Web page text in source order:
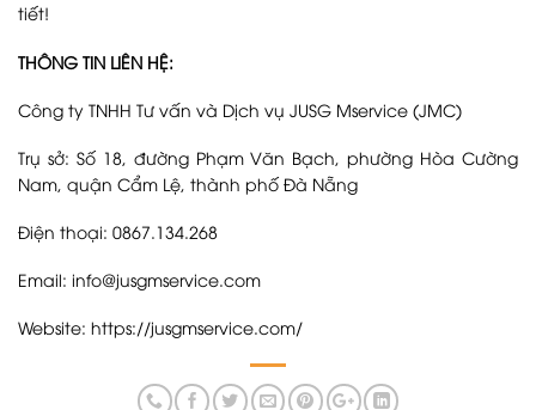
tiết!
THÔNG TIN LIÊN HỆ:
Công ty TNHH Tư vấn và Dịch vụ JUSG Mservice (JMC)
Trụ sở: Số 18, đường Phạm Văn Bạch, phường Hòa Cường
Nam, quận Cẩm Lệ, thành phố Đà Nẵng
Điện thoại: 0867.134.268
Email: info@jusgmservice.com
Website: https://jusgmservice.com/